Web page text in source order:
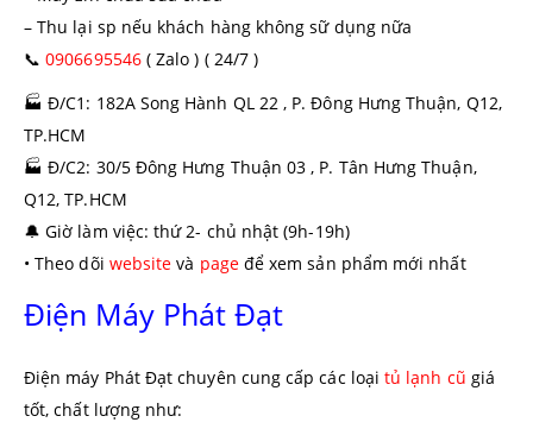
– Thu lại sp nếu khách hàng không sữ dụng nữa
📞 0906695546( Zalo ) ( 24/7 )
🏭 Đ/C1: 182A Song Hành QL 22 , P. Đông Hưng Thuận, Q12,
TP.HCM
🏭 Đ/C2: 30/5 Đông Hưng Thuận 03 , P. Tân Hưng Thuận,
Q12, TP.HCM
🔔 Giờ làm việc: thứ 2- chủ nhật (9h-19h)
• Theo dõi website và pageđể xem sản phẩm mới nhất
Điện Máy Phát Đạt
Điện máy Phát Đạt chuyên cung cấp các loạitủ lạnh cũ giá
tốt, chất lượng như: